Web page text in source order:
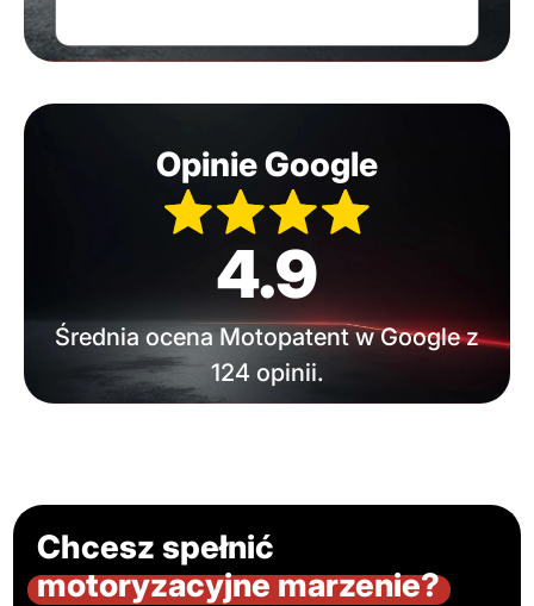
Opinie Google
4.9
Średnia ocena Motopatent w Google z
124 opinii.
Chcesz spełnić
motoryzacyjne marzenie?